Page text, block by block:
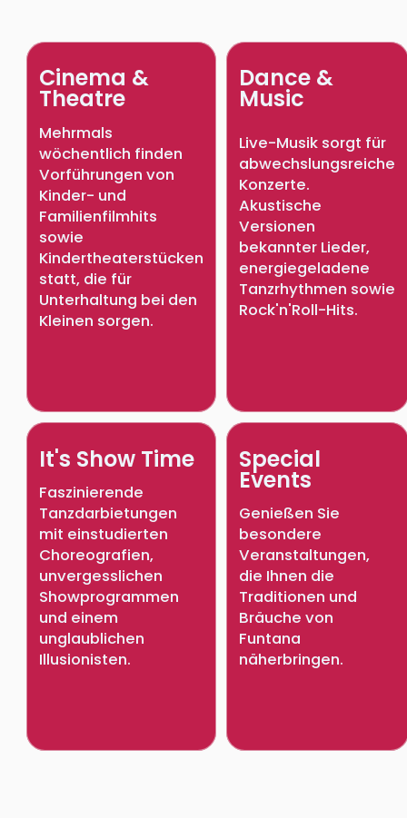
Cinema &
Theatre
Mehrmals
wöchentlich finden
Vorführungen von
Kinder- und
Familienfilmhits
sowie
Kindertheaterstücken
statt, die für
Unterhaltung bei den
Kleinen sorgen.
Dance &
Music
Live-Musik sorgt für
abwechslungsreiche
Konzerte.
Akustische
Versionen
bekannter Lieder,
energiegeladene
Tanzrhythmen sowie
Rock'n'Roll-Hits.
It's Show Time
Faszinierende
Tanzdarbietungen
mit einstudierten
Choreografien,
unvergesslichen
Showprogrammen
und einem
unglaublichen
Illusionisten.
Special
Events
Genießen Sie
besondere
Veranstaltungen,
die Ihnen die
Traditionen und
Bräuche von
Funtana
näherbringen.